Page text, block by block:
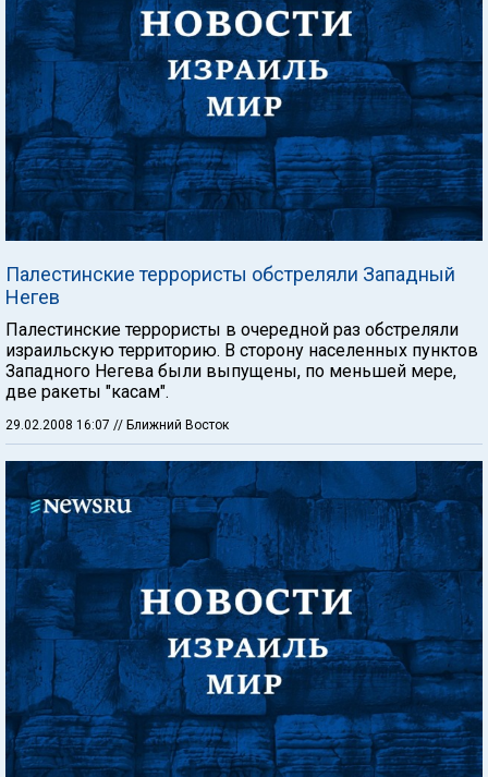
Палестинские террористы обстреляли Западный
Негев
Палестинские террористы в очередной раз обстреляли
израильскую территорию. В сторону населенных пунктов
Западного Негева были выпущены, по меньшей мере,
две ракеты "касам".
29.02.2008 16:07 // Ближний Восток